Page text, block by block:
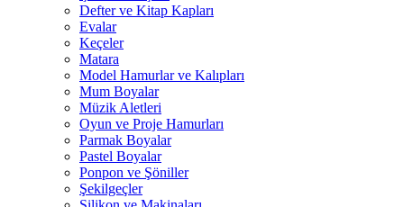
Defter ve Kitap Kapları
Evalar
Keçeler
Matara
Model Hamurlar ve Kalıpları
Mum Boyalar
Müzik Aletleri
Oyun ve Proje Hamurları
Parmak Boyalar
Pastel Boyalar
Ponpon ve Şöniller
Şekilgeçler